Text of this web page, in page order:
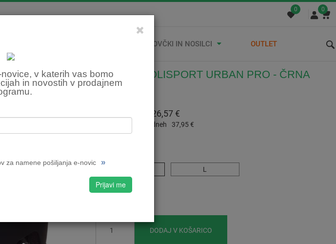
v katerih vas bomo
in novostih v prodajnem
za namene pošiljanja e-novic »
Prijavi me
0 0
STREŠNI KOVČKI IN NOSILCI OUTLET
ČELADA POLISPORT URBAN PRO - ČRNA
Šifra:
26,57 €
Najnižja cena v 30 dneh 37,95 €
L
izbrano
DODAJ V KOŠARICO